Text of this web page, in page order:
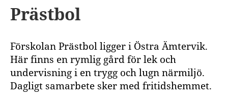
Prästbol
Förskolan Prästbol ligger i Östra Ämtervik.
Här finns en rymlig gård för lek och
undervisning i en trygg och lugn närmiljö.
Dagligt samarbete sker med fritidshemmet.